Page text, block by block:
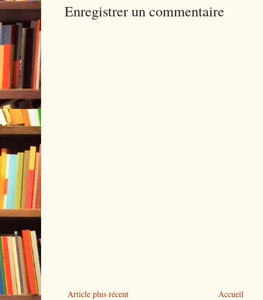
Enregistrer un commentaire
Article plus récent Accueil